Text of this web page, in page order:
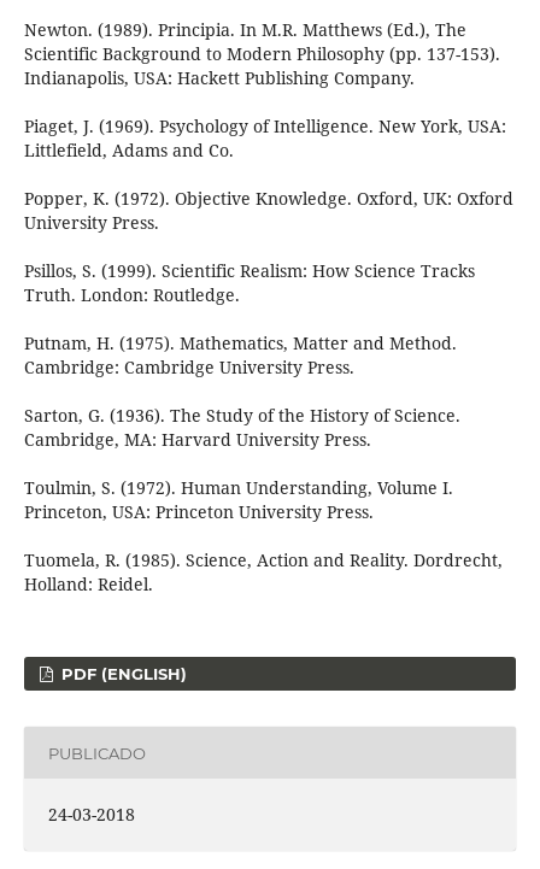
Newton. (1989). Principia. In M.R. Matthews (Ed.), The
Scientific Background to Modern Philosophy (pp. 137-153).
Indianapolis, USA: Hackett Publishing Company.
Piaget, J. (1969). Psychology of Intelligence. New York, USA:
Littlefield, Adams and Co.
Popper, K. (1972). Objective Knowledge. Oxford, UK: Oxford
University Press.
Psillos, S. (1999). Scientific Realism: How Science Tracks
Truth. London: Routledge.
Putnam, H. (1975). Mathematics, Matter and Method.
Cambridge: Cambridge University Press.
Sarton, G. (1936). The Study of the History of Science.
Cambridge, MA: Harvard University Press.
Toulmin, S. (1972). Human Understanding, Volume I.
Princeton, USA: Princeton University Press.
Tuomela, R. (1985). Science, Action and Reality. Dordrecht,
Holland: Reidel.
PDF (ENGLISH)
PUBLICADO
24-03-2018